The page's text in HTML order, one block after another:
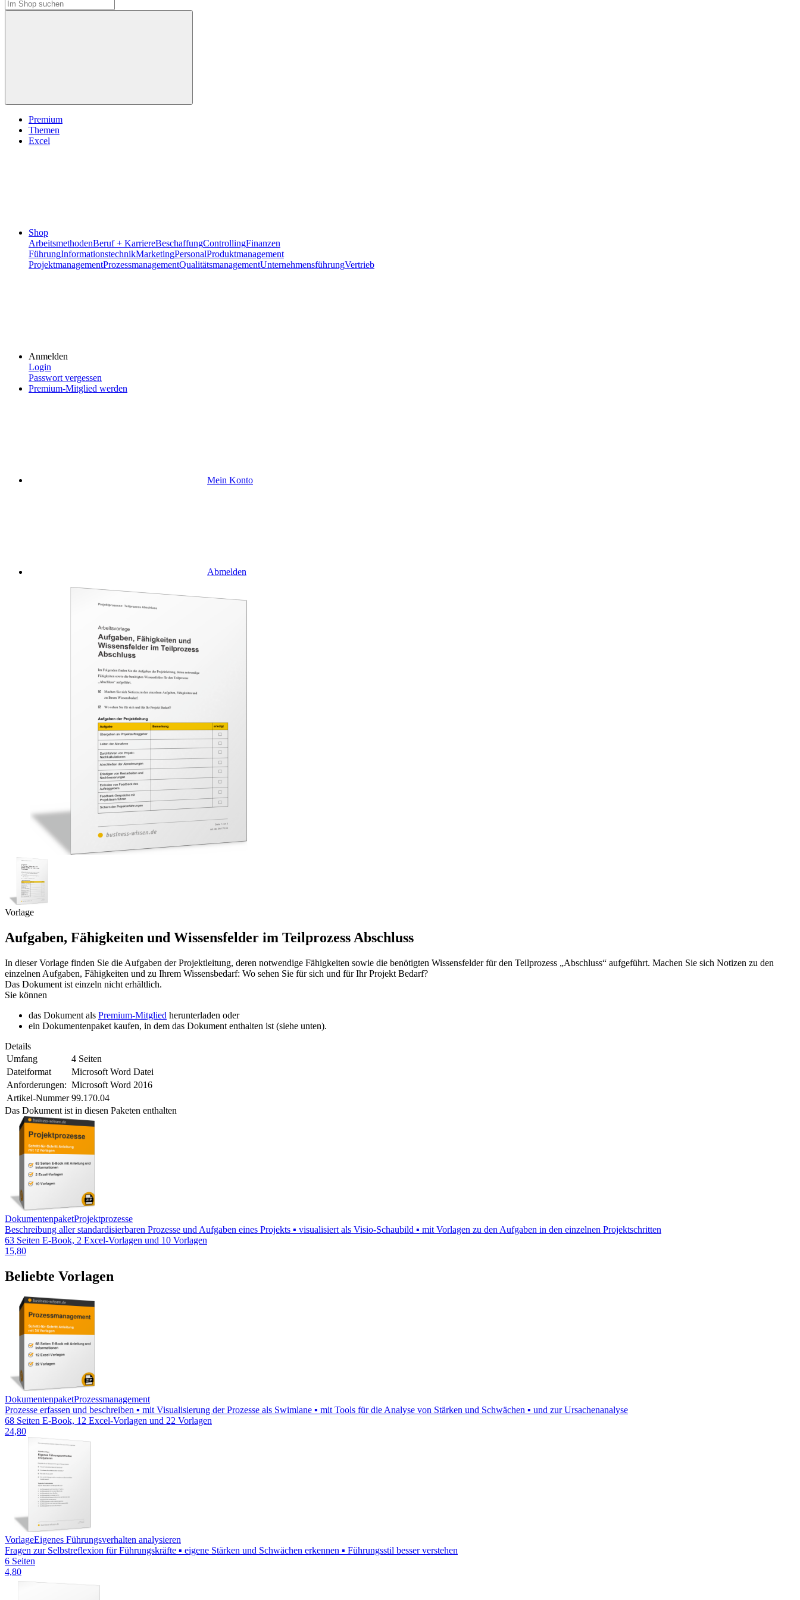
Premium
Themen
Excel
Shop
ArbeitsmethodenBeruf + KarriereBeschaffungControllingFinanzen
FührungInformationstechnikMarketingPersonalProduktmanagement
ProjektmanagementProzessmanagementQualitätsmanagementUnternehmensführungVertrieb
Anmelden
Login
Passwort vergessen
Premium-Mitglied werden
Mein Konto
Abmelden
Vorlage
Aufgaben, Fähigkeiten und Wissensfelder im Teilprozess Abschluss
In dieser Vorlage finden Sie die Aufgaben der Projektleitung, deren notwendige Fähigkeiten sowie die benötigten Wissensfelder für den Teilprozess „Abschluss“ aufgeführt. Machen Sie sich Notizen zu den
einzelnen Aufgaben, Fähigkeiten und zu Ihrem Wissensbedarf: Wo sehen Sie für sich und für Ihr Projekt Bedarf?
Das Dokument ist einzeln nicht erhältlich.
Sie können
das Dokument als Premium-Mitglied herunterladen oder
ein Dokumentenpaket kaufen, in dem das Dokument enthalten ist (siehe unten).
Details
Umfang
4 Seiten
Dateiformat
Microsoft Word Datei
Anforderungen: Microsoft Word 2016
Artikel-Nummer 99.170.04
Das Dokument ist in diesen Paketen enthalten
DokumentenpaketProjektprozesse
Beschreibung aller standardisierbaren Prozesse und Aufgaben eines Projekts ▪ visualisiert als Visio-Schaubild ▪ mit Vorlagen zu den Aufgaben in den einzelnen Projektschritten
63 Seiten E-Book, 2 Excel-Vorlagen und 10 Vorlagen
15,80
Beliebte Vorlagen
DokumentenpaketProzessmanagement
Prozesse erfassen und beschreiben ▪ mit Visualisierung der Prozesse als Swimlane ▪ mit Tools für die Analyse von Stärken und Schwächen ▪ und zur Ursachenanalyse
68 Seiten E-Book, 12 Excel-Vorlagen und 22 Vorlagen
24,80
VorlageEigenes Führungsverhalten analysieren
Fragen zur Selbstreflexion für Führungskräfte ▪ eigene Stärken und Schwächen erkennen ▪ Führungsstil besser verstehen
6 Seiten
4,80